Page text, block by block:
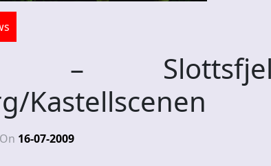
–
Kastellscenen
16-07-2009